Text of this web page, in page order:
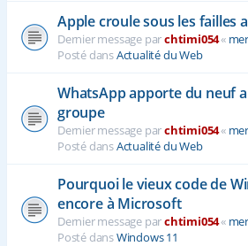
Apple croule sous les failles
Dernier message parchtimi054«
Posté dansActualité du Web
WhatsApp apporte du neuf
groupe
Dernier message parchtimi054«
Posté dansActualité du Web
Pourquoi le vieux code de
encore à Microsoft
Dernier message parchtimi054«
Posté dansWindows 11